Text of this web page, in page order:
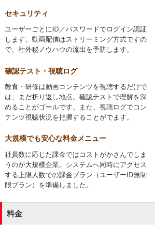
セキュリティ
ユーザーごとにID／パスワードでログイン認証
します。動画配信はストリーミング方式ですの
で、社外秘ノウハウの流出を予防します。
確認テスト・視聴ログ
教育・研修は動画コンテンツを視聴するだけで
は、まだ折り返し地点。確認テストで理解を深
めることがゴールです。また、視聴ログでコン
テンツ視聴状況を把握することがでます。
大規模でも安心な料金メニュー
社員数に応じた課金ではコストがかさんでしま
うのが大規模企業。システムへ同時にアクセス
する上限人数での課金プラン（ユーザーID無制
限プラン）を準備しました。
料金